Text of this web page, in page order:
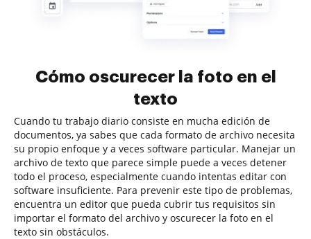
Cómo oscurecer la foto en el
texto
Cuando tu trabajo diario consiste en mucha edición de
documentos, ya sabes que cada formato de archivo necesita
su propio enfoque y a veces software particular. Manejar un
archivo de texto que parece simple puede a veces detener
todo el proceso, especialmente cuando intentas editar con
software insuficiente. Para prevenir este tipo de problemas,
encuentra un editor que pueda cubrir tus requisitos sin
importar el formato del archivo y oscurecer la foto en el
texto sin obstáculos.